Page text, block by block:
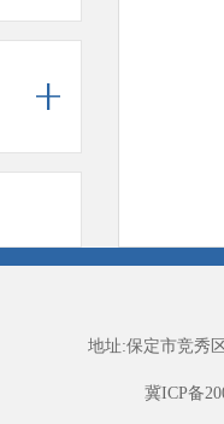
地址:保定市竞秀
冀ICP备